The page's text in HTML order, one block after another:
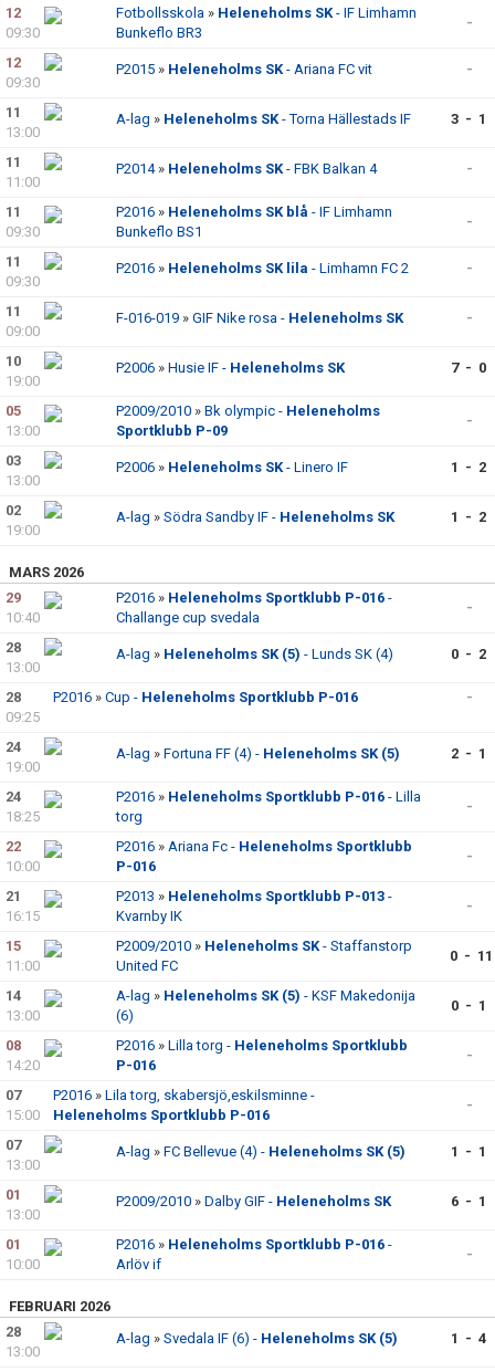
12
09:30
Fotbollsskola » Heleneholms SK- IF Limhamn
Bunkeflo BR3
-
12
09:30
P2015 » Heleneholms SK- Ariana FC vit -
11
13:00
A-lag » Heleneholms SK- Torna Hällestads IF 3 - 1
11
11:00
P2014» Heleneholms SK- FBK Balkan 4 -
11
09:30
P2016 » Heleneholms SK blå - IF Limhamn
Bunkeflo BS1
-
11
09:30
P2016 » Heleneholms SK lila - Limhamn FC 2 -
11
09:00
F-016-019 » GIF Nike rosa - Heleneholms SK -
10
19:00
P2006 » Husie IF - Heleneholms SK 7 - 0
05
13:00
P2009/2010 » Bk olympic - Heleneholms
Sportklubb P-09
-
03
13:00
P2006 » Heleneholms SK- Linero IF 1 - 2
02
19:00
A-lag » Södra Sandby IF - Heleneholms SK 1 - 2
MARS 2026
29
10:40
P2016 » Heleneholms Sportklubb P-016 -
Challange cup svedala
-
28
13:00
A-lag » Heleneholms SK (5) - Lunds SK (4) 0 - 2
28
09:25
P2016 » Cup - Heleneholms Sportklubb P-016 -
24
19:00
A-lag » Fortuna FF (4) - Heleneholms SK (5) 2 - 1
24
18:25
P2016 » Heleneholms Sportklubb P-016 - Lilla
torg
-
22
10:00
P2016 » Ariana Fc - Heleneholms Sportklubb
P-016
-
21
16:15
P2013 » Heleneholms Sportklubb P-013 -
Kvarnby IK
-
15
11:00
P2009/2010 » Heleneholms SK- Staffanstorp
United FC
0 - 11
14
13:00
A-lag » Heleneholms SK (5) - KSF Makedonija
(6)
0 - 1
08
14:20
P2016 » Lilla torg - Heleneholms Sportklubb
P-016
-
07
15:00
P2016 » Lila torg, skabersjö,eskilsminne -
Heleneholms Sportklubb P-016
-
07
13:00
A-lag » FC Bellevue (4) - Heleneholms SK (5) 1 - 1
01
13:00
P2009/2010 » Dalby GIF - Heleneholms SK 6 - 1
01
10:00
P2016 » Heleneholms Sportklubb P-016 -
Arlöv if
-
FEBRUARI 2026
28
13:00
A-lag » Svedala IF (6) - Heleneholms SK (5) 1 - 4